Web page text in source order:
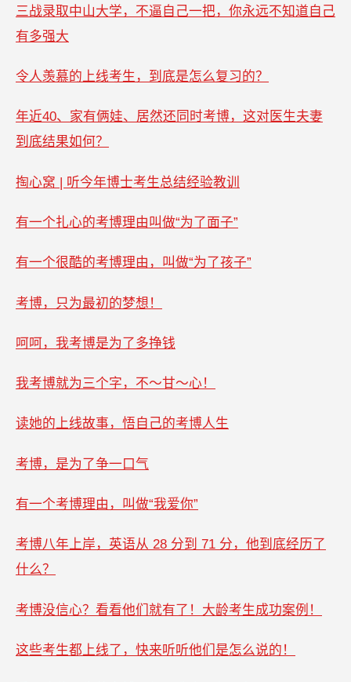
三战录取中山大学，不逼自己一把，你永远不知道自己
有多强大
令人羡慕的上线考生，到底是怎么复习的？
年近40、家有俩娃、居然还同时考博，这对医生夫妻
到底结果如何？
掏心窝 | 听今年博士考生总结经验教训
有一个扎心的考博理由叫做“为了面子”
有一个很酷的考博理由，叫做“为了孩子”
考博，只为最初的梦想！
呵呵，我考博是为了多挣钱
我考博就为三个字，不～甘～心！
读她的上线故事，悟自己的考博人生
考博，是为了争一口气
有一个考博理由，叫做“我爱你”
考博八年上岸，英语从 28 分到 71 分，他到底经历了
什么？
考博没信心？看看他们就有了！大龄考生成功案例！
这些考生都上线了，快来听听他们是怎么说的！